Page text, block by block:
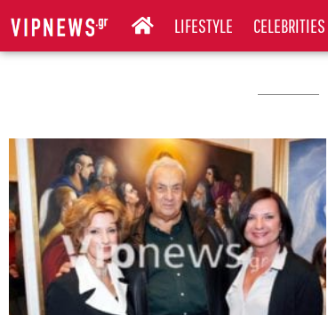
LIFESTYLE CELEBRITIES